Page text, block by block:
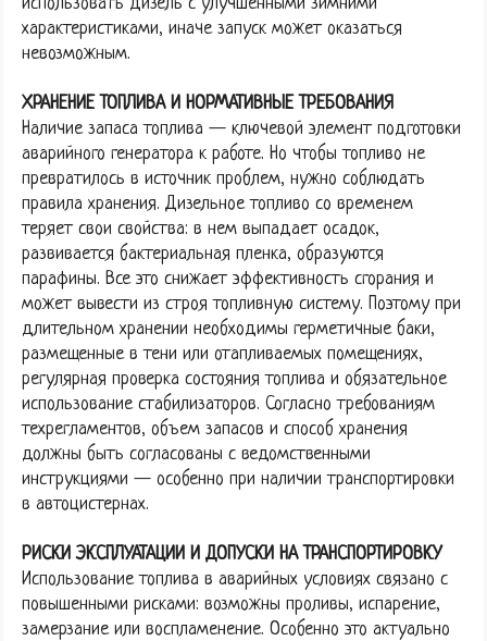
характеристиками, иначе запуск может оказаться
невозможным.
ХРАНЕНИЕ ТОПЛИВА И НОРМАТИВНЫЕ ТРЕБОВАНИЯ
Наличие запаса топлива — ключевой элемент подготовки
аварийного генератора к работе. Но чтобы топливо не
превратилось в источник проблем, нужно соблюдать
правила хранения. Дизельное топливо со временем
теряет свои свойства: в нем выпадает осадок,
развивается бактериальная пленка, образуются
парафины. Все это снижает эффективность сгорания и
может вывести из строя топливную систему. Поэтому при
длительном хранении необходимы герметичные баки,
размещенные в тени или отапливаемых помещениях,
регулярная проверка состояния топлива и обязательное
использование стабилизаторов. Согласно требованиям
техрегламентов, объем запасов и способ хранения
должны быть согласованы с ведомственными
инструкциями — особенно при наличии транспортировки
в автоцистернах.
РИСКИ ЭКСПЛУАТАЦИИ И ДОПУСКИ НА ТРАНСПОРТИРОВКУ
Использование топлива в аварийных условиях связано с
повышенными рисками: возможны проливы, испарение,
замерзание или воспламенение. Особенно это актуально